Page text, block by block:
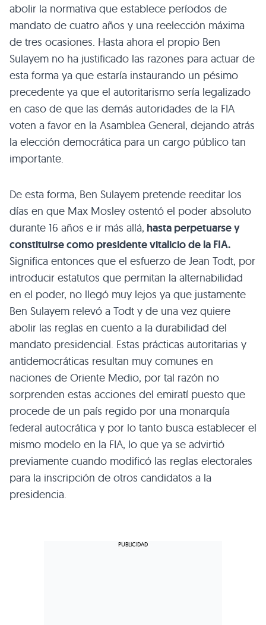
abolir la normativa que establece períodos de
mandato de cuatro años y una reelección máxima
de tres ocasiones. Hasta ahora el propio Ben
Sulayem no ha justificado las razones para actuar de
esta forma ya que estaría instaurando un pésimo
precedente ya que el autoritarismo sería legalizado
en caso de que las demás autoridades de la FIA
voten a favor en la Asamblea General, dejando atrás
la elección democrática para un cargo público tan
importante.
De esta forma, Ben Sulayem pretende reeditar los
días en que Max Mosley ostentó el poder absoluto
durante 16 años e ir más allá, hasta perpetuarse y
constituirse como presidente vitalicio de la FIA.
Significa entonces que el esfuerzo de Jean Todt, por
introducir estatutos que permitan la alternabilidad
en el poder, no llegó muy lejos ya que justamente
Ben Sulayem relevó a Todt y de una vez quiere
abolir las reglas en cuento a la durabilidad del
mandato presidencial. Estas prácticas autoritarias y
antidemocráticas resultan muy comunes en
naciones de Oriente Medio, por tal razón no
sorprenden estas acciones del emiratí puesto que
procede de un país regido por una monarquía
federal autocrática y por lo tanto busca establecer el
mismo modelo en la FIA, lo que ya se advirtió
previamente cuando modificó las reglas electorales
para la inscripción de otros candidatos a la
presidencia.